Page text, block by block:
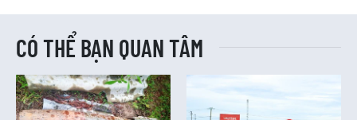
CÓ THỂ BẠN QUAN TÂM